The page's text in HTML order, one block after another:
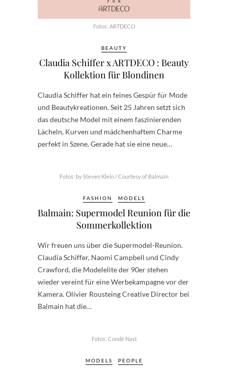
Fotos: ARTDECO
BEAUTY
Claudia Schiffer x ARTDECO : Beauty
Kollektion für Blondinen
Claudia Schiffer hat ein feines Gespür für Mode
und Beautykreationen. Seit 25 Jahren setzt sich
das deutsche Model mit einem faszinierenden
Lächeln, Kurven und mädchenhaftem Charme
perfekt in Szene. Gerade hat sie eine neue…
Fotos: by Steven Klein / Courtesy of Balmain
FASHION MODELS
Balmain: Supermodel Reunion für die
Sommerkollektion
Wir freuen uns über die Supermodel-Reunion.
Claudia Schiffer, Naomi Campbell und Cindy
Crawford, die Modelelite der 90er stehen
wieder vereint für eine Werbekampagne vor der
Kamera. Olivier Rousteing Creative Director bei
Balmain hat die…
Fotos: Condé Nast
MODELS PEOPLE